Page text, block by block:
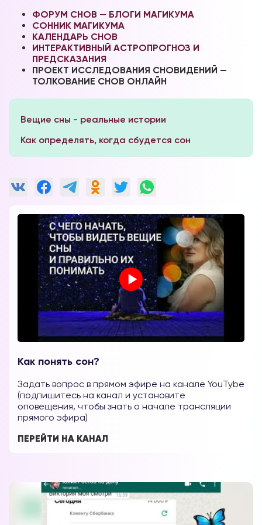
ФОРУМ СНОВ — БЛОГИ МАГИКУМА
СОННИК МАГИКУМА
КАЛЕНДАРЬ СНОВ
ИНТЕРАКТИВНЫЙ АСТРОПРОГНОЗ И
ПРЕДСКАЗАНИЯ
ПРОЕКТ ИССЛЕДОВАНИЯ СНОВИДЕНИЙ —
ТОЛКОВАНИЕ СНОВ ОНЛАЙН
Вещие сны - реальные истории
Как определять, когда сбудется сон
Как понять сон?
Задать вопрос в прямом эфире на канале YouTybe
(подпишитесь на канал и установите
оповещения, чтобы знать о начале трансляции
прямого эфира)
ПЕРЕЙТИ НА КАНАЛ